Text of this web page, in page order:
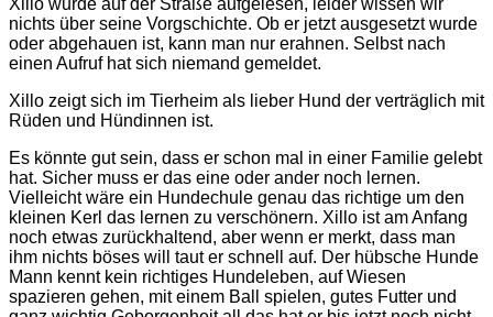
nichts über seine Vorgschichte. Ob er jetzt ausgesetzt wurde
oder abgehauen ist, kann man nur erahnen. Selbst nach
einen Aufruf hat sich niemand gemeldet.
Xillo zeigt sich im Tierheim als lieber Hund der verträglich mit
Rüden und Hündinnen ist.
Es könnte gut sein, dass er schon mal in einer Familie gelebt
hat. Sicher muss er das eine oder ander noch lernen.
Vielleicht wäre ein Hundechule genau das richtige um den
kleinen Kerl das lernen zu verschönern. Xillo ist am Anfang
noch etwas zurückhaltend, aber wenn er merkt, dass man
ihm nichts böses will taut er schnell auf. Der hübsche Hunde
Mann kennt kein richtiges Hundeleben, auf Wiesen
spazieren gehen, mit einem Ball spielen, gutes Futter und